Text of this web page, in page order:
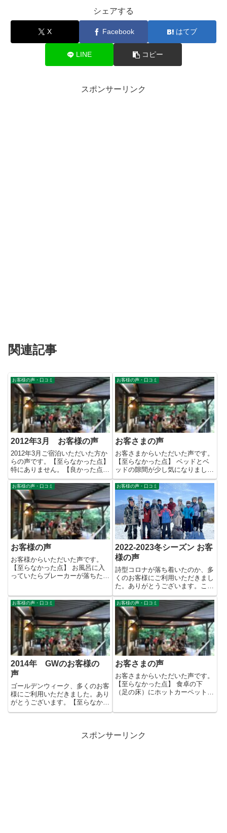
シェアする
X Facebook はてブ
LINE コピー
スポンサーリンク
関連記事
お客様の声・口コミ
2012年3月 お客様の声
2012年3月ご宿泊いただいた方か
らの声です。【至らなかった点】
特にありません。【良かった点】
静かで過ごしやすい。 ...
お客様の声・口コミ
お客さまの声
お客さまからいただいた声です。
【至らなかった点】 ベッドとベ
ッドの隙間が少し気になりまし
た。 部屋のカギが簡単にすぐ開
い...
お客様の声・口コミ
お客様の声
お客様からいただいた声です。
【至らなかった点】 お風呂に入
っていたらブレーカーが落ちた。
お客様の声・口コミ
2022-2023冬シーズン お客
様の声
詩型コロナが落ち着いたのか、多
くのお客様にご利用いただきまし
た。ありがとうございます。この
冬にいただいたお客様の声で
す。...
お客様の声・口コミ
2014年 GWのお客様の
声
ゴールデンウィーク、多くのお客
様にご利用いただきました。あり
がとうございます。【至らなかっ
た点】 1.お絵描きルームのペ...
お客様の声・口コミ
お客さまの声
お客さまからいただいた声です。
【至らなかった点】 食卓の下
（足の床）にホットカーペットを
スポンサーリンク